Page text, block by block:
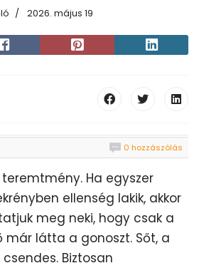
2026. május 19
0 hozzászólás
Ha egyszer
ellenség lakik, akkor
meg neki, hogy csak a
már látta a gonoszt. Sőt, a
Biztosan